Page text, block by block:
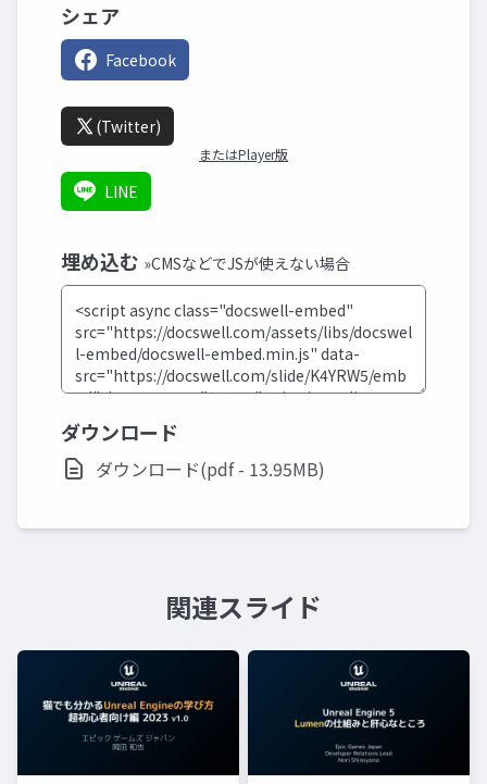
シェア
Facebook
(Twitter)
またはPlayer版
LINE
埋め込む »CMSなどでJSが使えない場合
ダウンロード
ダウンロード(pdf - 13.95MB)
関連スライド